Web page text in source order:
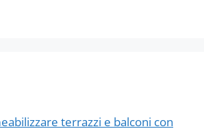
terrazzi e balconi con